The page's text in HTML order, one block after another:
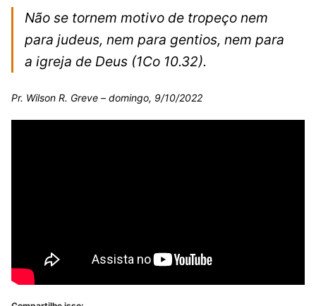
Não se tornem motivo de tropeço nem
para judeus, nem para gentios, nem para
a igreja de Deus (1Co 10.32).
Pr. Wilson R. Greve – domingo, 9/10/2022